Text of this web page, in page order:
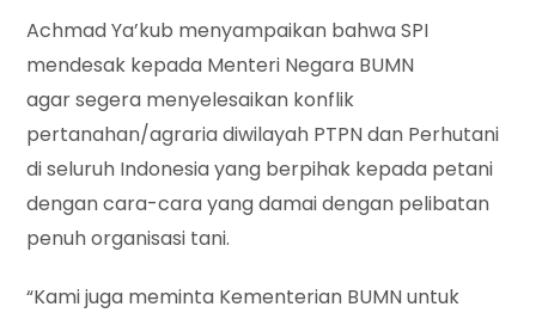
Achmad Ya’kub menyampaikan bahwa SPI
mendesak kepada Menteri Negara BUMN
agar segera menyelesaikan konflik
pertanahan/agraria diwilayah PTPN dan Perhutani
di seluruh Indonesia yang berpihak kepada petani
dengan cara-cara yang damai dengan pelibatan
penuh organisasi tani.
“Kami juga meminta Kementerian BUMN untuk